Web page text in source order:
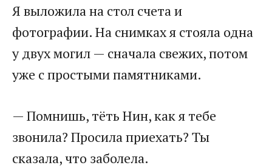
Я выложила на стол счета и
фотографии. На снимках я стояла одна
у двух могил — сначала свежих, потом
уже с простыми памятниками.
— Помнишь, тёть Нин, как я тебе
звонила? Просила приехать? Ты
сказала, что заболела.